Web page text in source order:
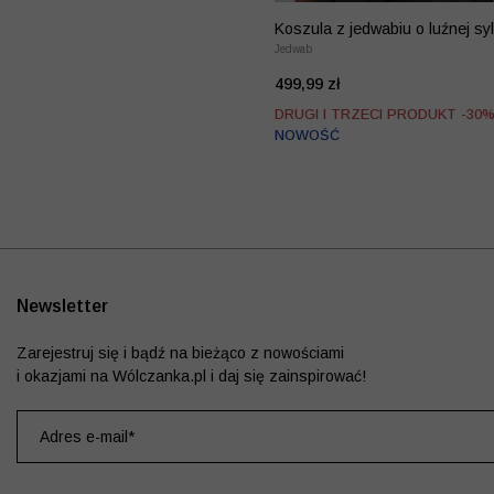
Koszula z jedwabiu o luźnej
Jedwab
499,99 zł
DRUGI I TRZECI PRODUKT -30%
NOWOŚĆ
Newsletter
Zarejestruj się i bądź na bieżąco z nowościami
i okazjami na Wólczanka.pl i daj się zainspirować!